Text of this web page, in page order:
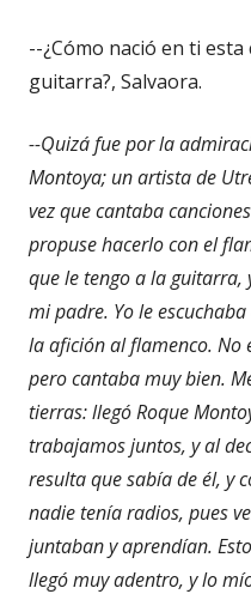
--¿Cómo nació en ti
guitarra?, Salvaora.
--Quizá fue por la
Montoya; un artista de
vez que cantaba
propuse hacerlo con el
que le tengo a la guitarra,
mi padre. Yo le
la afición al flamenco. No
pero cantaba muy bien.
tierras: llegó Roque
trabajamos juntos, y al
resulta que sabía de él, y
nadie tenía radios, pues
juntaban y aprendían.
llegó muy adentro, y lo